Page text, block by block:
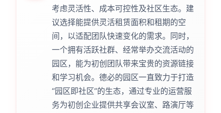
考虑灵活性、成本可控性及社区生态。建
议选择能提供灵活租赁面积和租期的空
间，以适配团队快速变化的需求。同时，
一个拥有活跃社群、经常举办交流活动的
园区，能为初创团队带来宝贵的资源链接
和学习机会。德必的园区一直致力于打造
“园区即社区”的生态，通过专业的运营服
务为初创企业提供共享会议室、路演厅等